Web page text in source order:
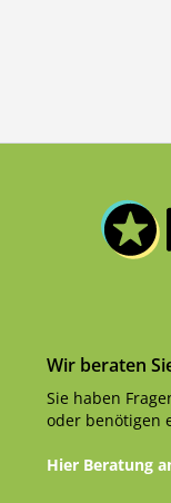
Wir beraten
Sie haben
oder benötigen
Hier Beratung